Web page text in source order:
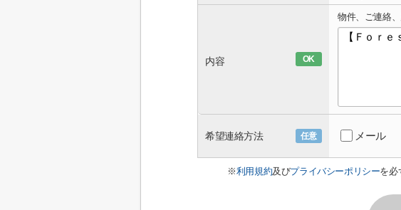
内容 OK
物件、ご連絡
希望連絡方法 任意 メール
※利用規約及びプライバシーポリシーを必